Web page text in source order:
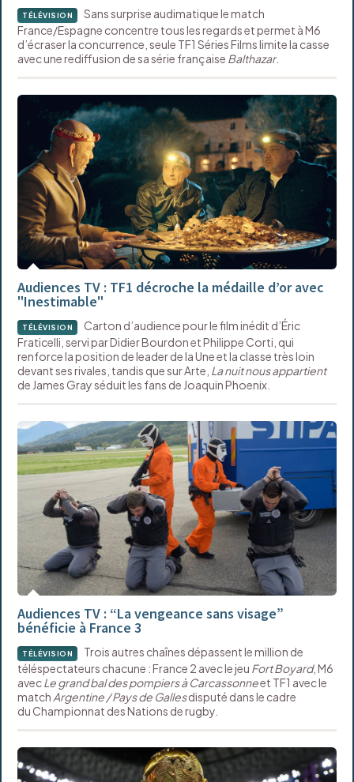
TÉLÉVISION
Sans surprise audimatique le match
France/Espagne concentre tous les regards et permet à M6
d’écraser la concurrence, seule TF1 Séries Films limite la casse
avec une rediffusion de sa série française Balthazar.
Audiences TV : TF1 décroche la médaille d’or avec
"Inestimable"
TÉLÉVISION
Carton d’audience pour le film inédit d’Éric
Fraticelli, servi par Didier Bourdon et Philippe Corti, qui
renforce la position de leader de la Une et la classe très loin
devant ses rivales, tandis que sur Arte, La nuit nous appartient
de James Gray séduit les fans de Joaquin Phoenix.
Audiences TV : “La vengeance sans visage”
bénéficie à France 3
TÉLÉVISION
Trois autres chaînes dépassent le million de
téléspectateurs chacune : France 2 avec le jeu Fort Boyard, M6
avecLe grand bal des pompiers à Carcassonneet TF1 avec le
match Argentine / Pays de Gallesdisputé dans le cadre
du Championnat des Nations de rugby.